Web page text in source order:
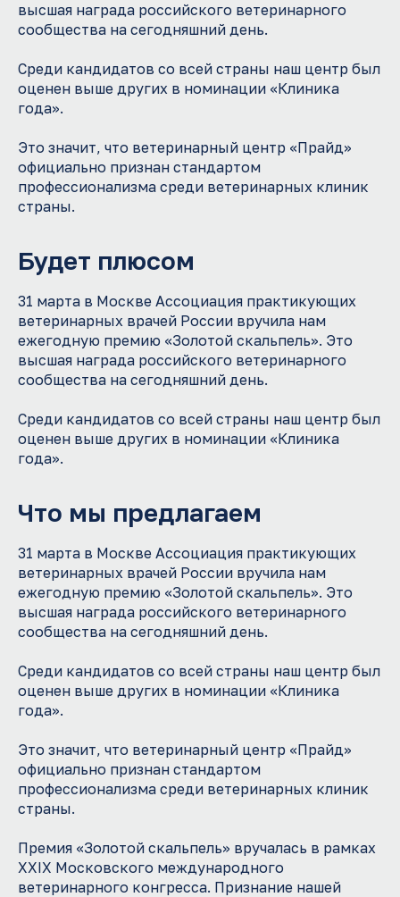
высшая награда российского ветеринарного
сообщества на сегодняшний день.
Среди кандидатов со всей страны наш центр был
оценен выше других в номинации «Клиника
года».
Это значит, что ветеринарный центр «Прайд»
официально признан стандартом
профессионализма среди ветеринарных клиник
страны.
Будет плюсом
31 марта в Москве Ассоциация практикующих
ветеринарных врачей России вручила нам
ежегодную премию «Золотой скальпель». Это
высшая награда российского ветеринарного
сообщества на сегодняшний день.
Среди кандидатов со всей страны наш центр был
оценен выше других в номинации «Клиника
года».
Что мы предлагаем
31 марта в Москве Ассоциация практикующих
ветеринарных врачей России вручила нам
ежегодную премию «Золотой скальпель». Это
высшая награда российского ветеринарного
сообщества на сегодняшний день.
Среди кандидатов со всей страны наш центр был
оценен выше других в номинации «Клиника
года».
Это значит, что ветеринарный центр «Прайд»
официально признан стандартом
профессионализма среди ветеринарных клиник
страны.
Премия «Золотой скальпель» вручалась в рамках
XXIX Московского международного
ветеринарного конгресса. Признание нашей
Присоединяйся к нашей команде
Желаемая должность
+7
E-mail
Загрузить файл
Отправляя форму я даю согласие сполитикой
конфиденциальности
Отправить резюме
или напишите нам
+7 (981) 106-26-61
rabota@oncovet.ru